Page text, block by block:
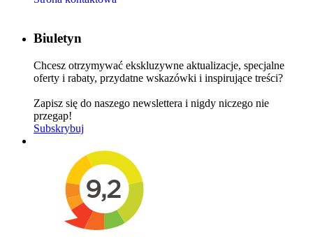
Biuletyn
Chcesz otrzymywać ekskluzywne aktualizacje, specjalne
oferty i rabaty, przydatne wskazówki i inspirujące treści?
Zapisz się do naszego newslettera i nigdy niczego nie
przegap!
Subskrybuj